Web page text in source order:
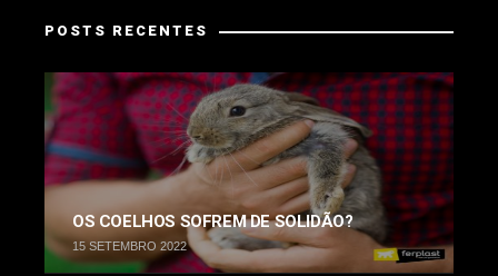
POSTS RECENTES
OS COELHOS SOFREM DE SOLIDÃO?
15 SETEMBRO 2022